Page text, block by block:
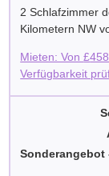
2 Schlafzimmer
Kilometern NW
Mieten: Von£458
Verfügbarkeit
Sonderangebot